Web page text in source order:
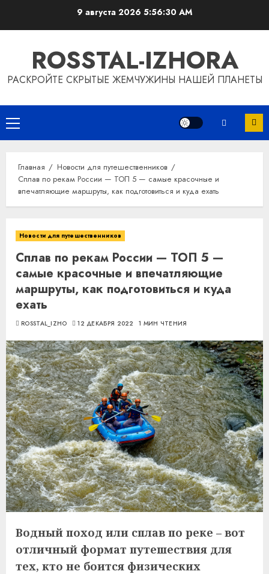
9 августа 20265:56:31 AM
ROSSTAL-IZHORA
РАСКРОЙТЕ СКРЫТЫЕ ЖЕМЧУЖИНЫ НАШЕЙ ПЛАНЕТЫ
Основное
меню
Главная
Новости для путешественников
Сплав по рекам России — ТОП 5 — самые красочные и
впечатляющие маршруты, как подготовиться и куда ехать
Новости для путешественников
Сплав по рекам России — ТОП 5 —
самые красочные и впечатляющие
маршруты, как подготовиться и куда
ехать
ROSSTAL_IZHO 12 ДЕКАБРЯ 2022 1 МИН ЧТЕНИЯ
Водный поход или сплав по реке – вот
отличный формат путешествия для
тех, кто не боится физических